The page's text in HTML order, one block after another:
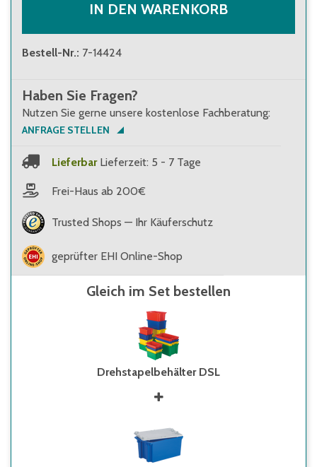
IN DEN WARENKORB
Bestell-Nr.: 7-14424
Haben Sie Fragen?
Nutzen Sie gerne unsere kostenlose Fachberatung:
ANFRAGE STELLEN
Lieferbar Lieferzeit: 5 - 7 Tage
Frei-Haus ab 200€
Trusted Shops — Ihr Käuferschutz
geprüfter EHI Online-Shop
Gleich im Set bestellen
Drehstapelbehälter DSL